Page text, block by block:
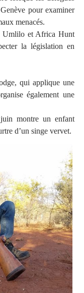
pour examiner
menacés.
Umlilo et Africa Hunt
la législation en
qui applique une
également une
montre un enfant
d’un singe vervet.